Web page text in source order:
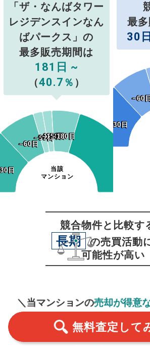
「ザ・なんばタワー
レジデンスインなん
ばパークス」の
最多販売期間は
181日 ~
（40.7 ％ ）
当該
マンション
日
日
~60日
~60日
~90日
~90日
~120日
~120日
~150日
~150日
~180日
~180日
最
30日
~30日
~30日
~60日
~60日
競合物件と比較す
長期
の売買活動
可能性が高い
＼当マンションの売却が得意
無料査定 して